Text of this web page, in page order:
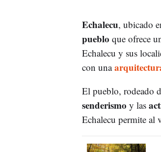
Echalecu, ubicado
pueblo que ofrece
Echalecu y sus
con una
El pueblo, rodeado
senderismo y las
Echalecu permite al